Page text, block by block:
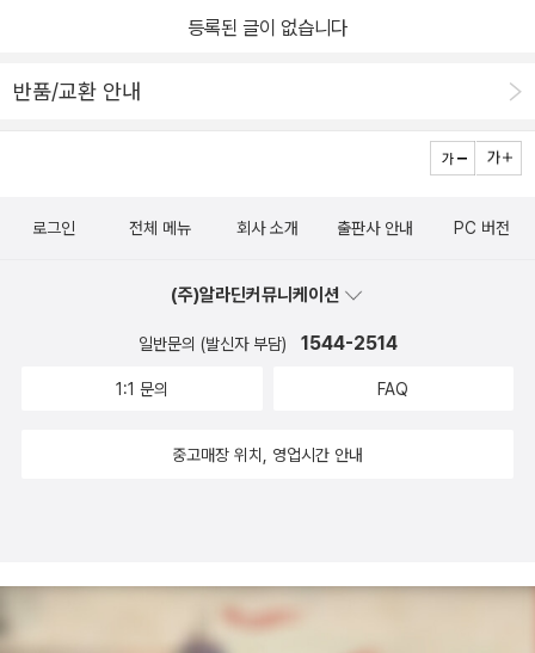
어요. 특히 시각장애인 자동차를 발명하면서 과학자가 아니라 인간으
아이디어나 의견을 모으는 브레인스토밍에 대해서도 알게 되었고, 세
상에는 댓가를 바라지 않고 세상에 도움이 되는 일을 하는 멋진 사람
들도 많다는 것을 알게 되었대요.함께 나누고 발전시키는 로봇 기술
뜻한 기술을 창조하는 로봇 공학자 데니스 홍!로봇을 좋아하는 아이
데니스홍은 압축 공기를 사용해 복잡한 기계 장치의한계를 뛰어넘고
휩쓸었다고 합니다.​저도 요 라파엘로 상을 휩쓰는것을 뉴스에서 본것
자동차를 발명해서시각장애인이 시승하며 가족들을 태우고 운전했던
각장애인의 꿈을 위해 노력한데니스홍이 늘 극찬만 받은것은 아니었
각장애인이 멋진 운전자가 되어서 대회에 참가하여멋지게 해낼때 또
설계를 위한미래 직업 탐구생활이 있습니다.​앞에서 읽었던 내용을 떠
올리며로봇공학자라는 직업에 관한 퀴즈와 앞에서 배웠던 내용을 정
됩니다.국어, 사회, 도덕, 수학, 과학까지정말 알찬 초등추천도서입니
스홍의 업적도 대단하지만따뜻하고 인간적인 매력이 있어서 더 좋은
것 같아요.이 책을 읽고 데니스홍에 대해서 더 많이 알게되었고미래
얻고 계신다고 해요. 아이였을때 했던 메모들이나 낙서들을 가지고
도 그렇게 아이디어를 얻으신걸로 기억하네요 ^^ 울 꼬맹이도 그 습
관 잘 배워서 정리를 잘 해두면 참 좋겠답니다. 개구쟁이 시절의 데니
습만화 이면서도 로봇에 대한 기본적인 지식들을 다 읽어볼 수 있어
식을 갖고 있었으며 멀리 계신 분?? 정도로 여겼었는데 이번에 이 책
을 접해 보면서 많이 친근해 졌네요. 직업 탐구 학습만화 시리즈 <아
관심이 점점 많아지고 있는데그 작동원리를 깨우치기 위해 수많은 실
영화는 더 재미나게 볼듯합니다. 앞으로 아이가 어떤 꿈을 꾸는지는
상관 없이 아이엠 데니스 홍을 읽고 밝은 미래를 위해 끊임없이 노력
등록된 글이 없습니다
반품/교환 안내
로그인 전체 메뉴 회사 소개 출판사 안내 PC 버전
(주)알라딘커뮤니케이션
일반문의 (발신자 부담) 1544-2514
1:1 문의 FAQ
중고매장 위치, 영업시간 안내